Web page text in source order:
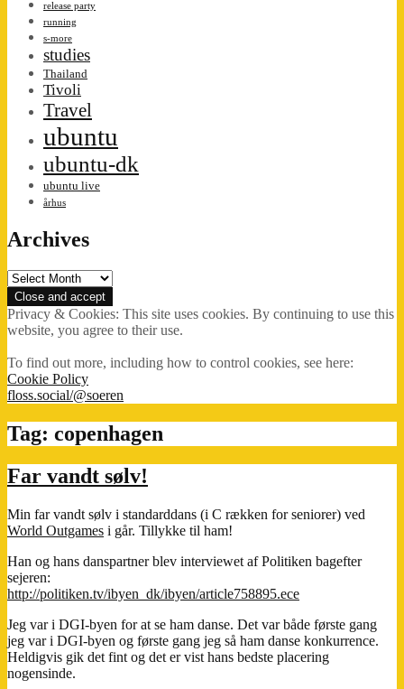
release party
running
s-more
studies
Thailand
Tivoli
Travel
ubuntu
ubuntu-dk
ubuntu live
århus
Archives
Archives
Privacy & Cookies: This site uses cookies. By continuing to use this
website, you agree to their use.
To find out more, including how to control cookies, see here:
Cookie Policy
floss.social/@soeren
Tag: copenhagen
Far vandt sølv!
Min far vandt sølv i standarddans (i C rækken for seniorer) ved
World Outgames i går. Tillykke til ham!
Han og hans danspartner blev interviewet af Politiken bagefter
sejeren:
http://politiken.tv/ibyen_dk/ibyen/article758895.ece
Jeg var i DGI-byen for at se ham danse. Det var både første gang
jeg var i DGI-byen og første gang jeg så ham danse konkurrence.
Heldigvis gik det fint og det er vist hans bedste placering
nogensinde.